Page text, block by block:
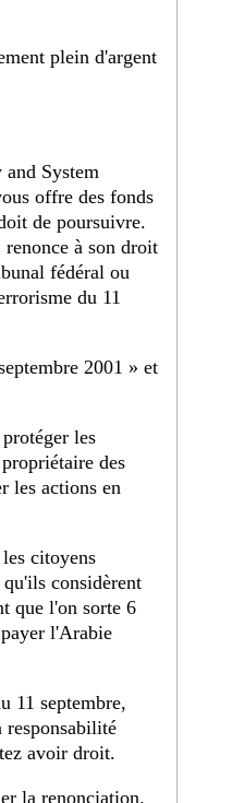
plein d'argent
System
offre des fonds
de poursuivre.
à son droit
fédéral ou
du 11
2001 » et
les
des
les actions en
citoyens
qu'ils considèrent
que l'on sorte 6
l'Arabie
11 septembre,
avoir droit.
la renonciation.